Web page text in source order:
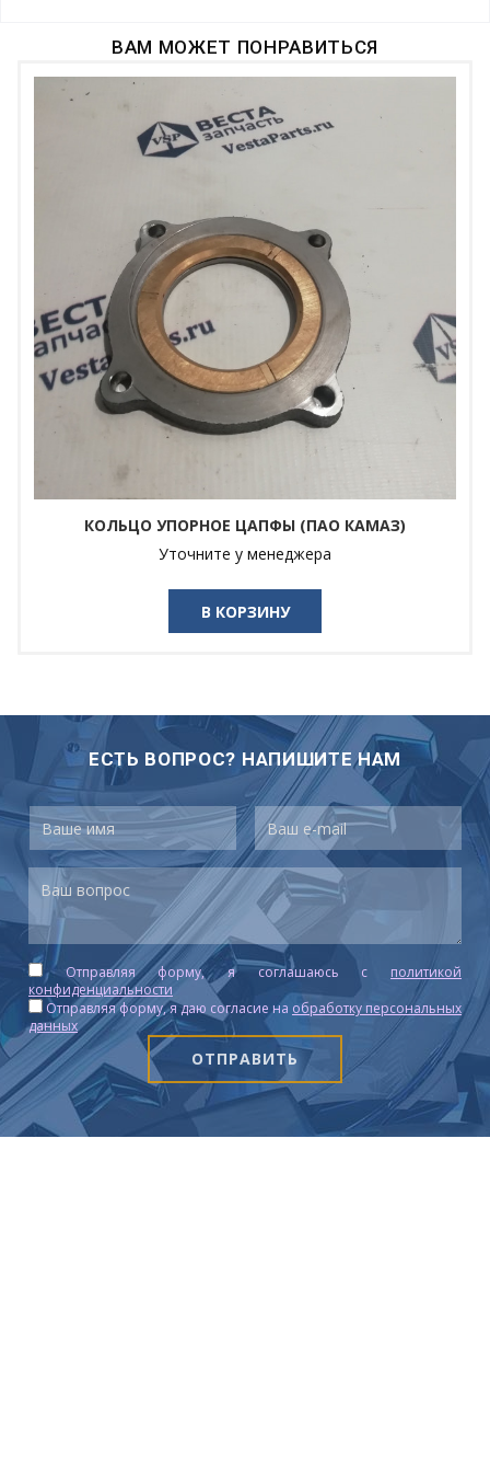
ВАМ МОЖЕТ ПОНРАВИТЬСЯ
КОЛЬЦО УПОРНОЕ ЦАПФЫ (ПАО КАМАЗ)
Уточните у менеджера
В КОРЗИНУ
ЕСТЬ ВОПРОС? НАПИШИТЕ НАМ
Отправляя форму, я соглашаюсь c политикой
конфиденциальности
Отправляя форму, я даю согласие на обработку персональных
данных